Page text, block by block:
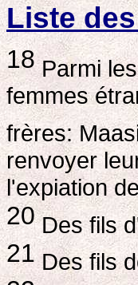
Liste
18Parmi
femmes
frères:
renvoyer
l'expiation
20Des fils
21Des fils